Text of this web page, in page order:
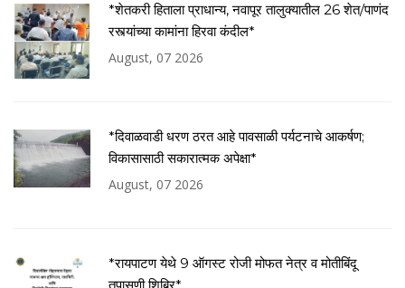
*शेतकरी हिताला प्राधान्य, नवापूर तालुक्यातील 26 शेत/पाणंद
रस्त्यांच्या कामांना हिरवा कंदील*
August, 07 2026
*दिवाळवाडी धरण ठरत आहे पावसाळी पर्यटनाचे आकर्षण;
विकासासाठी सकारात्मक अपेक्षा*
August, 07 2026
*रायपाटण येथे 9 ऑगस्ट रोजी मोफत नेत्र व मोतीबिंदू